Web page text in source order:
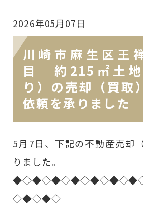
2026年05月07日
川崎市麻生区王
目 約215㎡土地
り）の売却（買取
依頼を承りました
5月7日、下記の不動産売却
りました。
◇◆◇◆◇